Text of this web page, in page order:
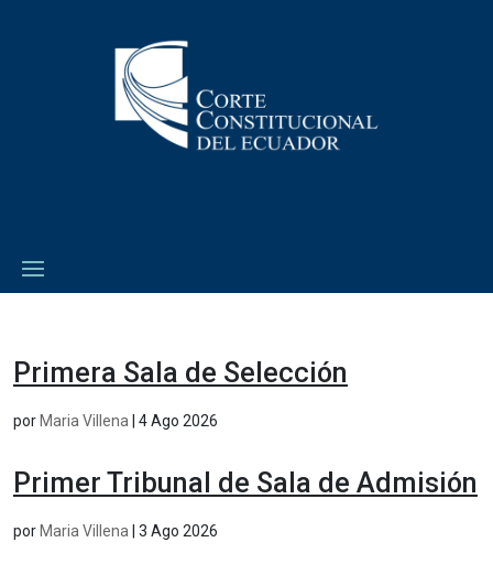
Primera Sala de Selección
por Maria Villena 4 Ago 2026
Primer Tribunal de Sala de Admisión
por Maria Villena 3 Ago 2026